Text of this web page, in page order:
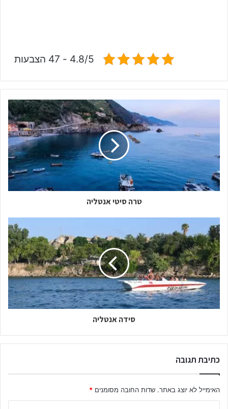
4.8/5 - 47 הצבעות
טרה סיטי אנטליה
סידה אנטליה
כתיבת תגובה
האימייל לא יוצג באתר. שדות החובה מסומנים *